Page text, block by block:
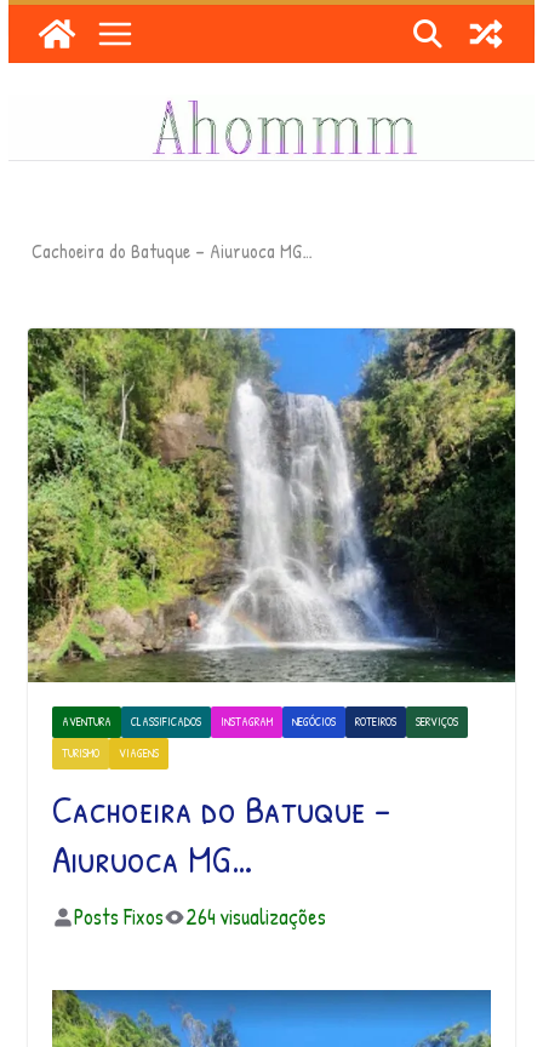
Skip
to
Cachoeira do Batuque – Aiuruoca MG…
AVENTURA CLASSIFICADOS INSTAGRAM NEGÓCIOS ROTEIROS
SERVIÇOS
TURISMO
VIAGENS
Cachoeira do Batuque –
Aiuruoca MG…
Posts Fixos 264 visualizações